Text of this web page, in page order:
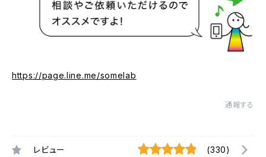
https://page.line.me/somelab
通報する
レビュー (330)